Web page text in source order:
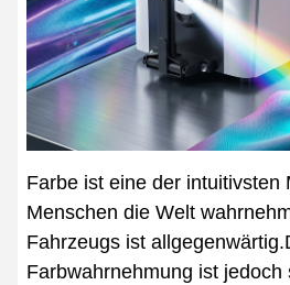
Farbe ist eine der intuitivsten
Menschen die Welt
Fahrzeugs ist
Farbwahrnehmung ist jedoch